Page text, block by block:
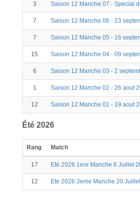
3 Saison 12 Manche 07 - Special
7 Saison 12 Manche 06 - 23
7 Saison 12 Manche 05 - 16
15 Saison 12 Manche 04 - 09
6 Saison 12 Manche 03 - 2
1 Saison 12 Manche 02 - 26 aout
12 Saison 12 Manche 01 - 19 aout
Été 2026
Rang Match
17 Eté 2026 1ere Manche 6 Juillet
12 Ete 2026 3eme Manche 20